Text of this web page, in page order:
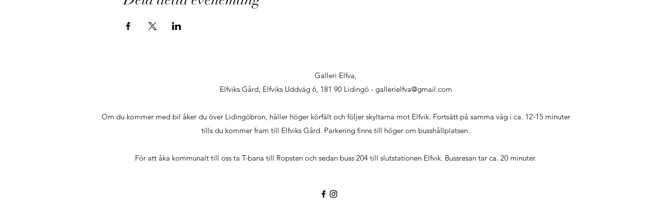
Galleri Elfva,
Elfviks Gård, Elfviks Uddväg 6, 181 90 Lidingö - gallerielfva@gmail.com
Om du kommer med bil åker du över Lidingöbron, håller höger körfält och följer skyltarna mot Elfvik. Fortsätt på samma väg i ca. 12-15 minuter
tills du kommer fram till Elfviks Gård. Parkering finns till höger om busshållplatsen.
För att åka kommunalt till oss ta T-bana till Ropsten och sedan buss 204 till slutstationen Elfvik. Bussresan tar ca. 20 minuter.